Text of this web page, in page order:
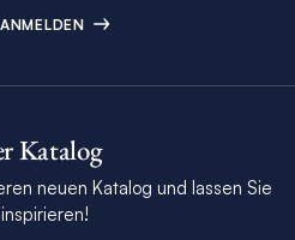
Katalog
neuen Katalog und lassen Sie